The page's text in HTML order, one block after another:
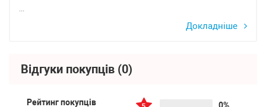
...
Докладніше
Відгуки покупців (0)
Рейтинг покупців